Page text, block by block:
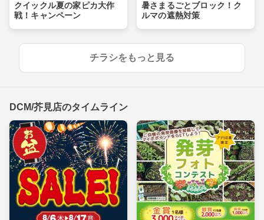
クイックル夏の家ピカ大作
戦！キャンペーン
暑さまるごとブロック！ク
ルマの遮熱対策
チラシをもっと見る
DCM/芥見店のタイムライン